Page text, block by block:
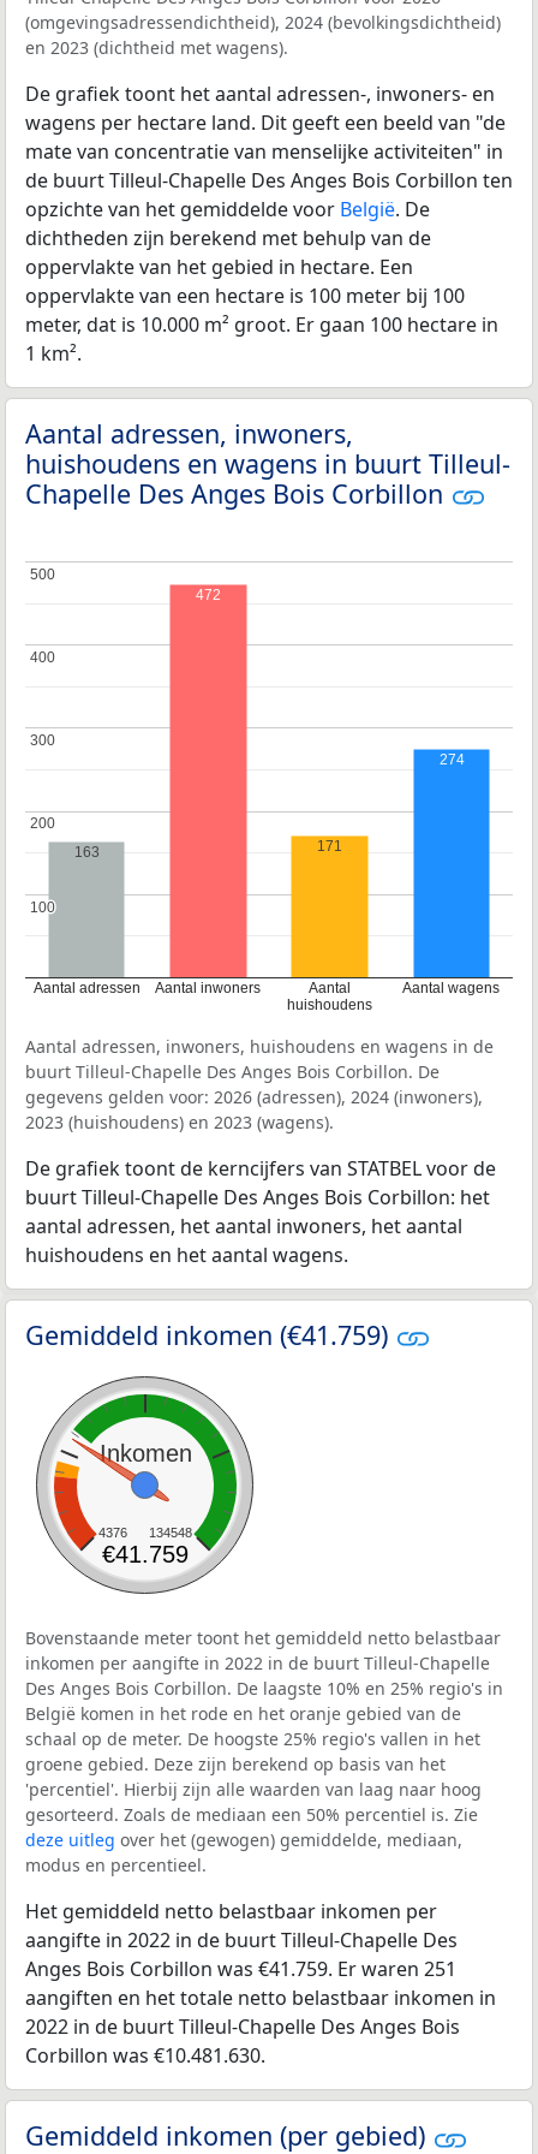
(omgevingsadressendichtheid), 2024 (bevolkingsdichtheid)
en 2023 (dichtheid met wagens).
De grafiek toont het aantal adressen-, inwoners- en
wagens per hectare land. Dit geeft een beeld van "de
mate van concentratie van menselijke activiteiten" in
de buurt Tilleul-Chapelle Des Anges Bois Corbillon ten
opzichte van het gemiddelde voor België. De
dichtheden zijn berekend met behulp van de
oppervlakte van het gebied in hectare. Een
oppervlakte van een hectare is 100 meter bij 100
meter, dat is 10.000 m² groot. Er gaan 100 hectare in
1 km².
Aantal adressen, inwoners,
huishoudens en wagens in buurt Tilleul-
Chapelle Des Anges Bois Corbillon
Aantal adressen Aantal inwoners
Aantal
huishoudens
Aantal wagens
100
100
200
200
300
300
400
400
500
500
163
472
171
274
Aantal adressen, inwoners, huishoudens en wagens in de
buurt Tilleul-Chapelle Des Anges Bois Corbillon. De
gegevens gelden voor: 2026 (adressen), 2024 (inwoners),
2023 (huishoudens) en 2023 (wagens).
De grafiek toont de kerncijfers van STATBEL voor de
buurt Tilleul-Chapelle Des Anges Bois Corbillon: het
aantal adressen, het aantal inwoners, het aantal
huishoudens en het aantal wagens.
Gemiddeld inkomen (€41.759)
Inkomen
4376 134548
€41.759
Bovenstaande meter toont het gemiddeld netto belastbaar
inkomen per aangifte in 2022 in de buurt Tilleul-Chapelle
Des Anges Bois Corbillon. De laagste 10% en 25% regio's in
België komen in het rode en het oranje gebied van de
schaal op de meter. De hoogste 25% regio's vallen in het
groene gebied. Deze zijn berekend op basis van het
'percentiel'. Hierbij zijn alle waarden van laag naar hoog
gesorteerd. Zoals de mediaan een 50% percentiel is. Zie
deze uitleg over het (gewogen) gemiddelde, mediaan,
modus en percentieel.
Het gemiddeld netto belastbaar inkomen per
aangifte in 2022 in de buurt Tilleul-Chapelle Des
Anges Bois Corbillon was €41.759. Er waren 251
aangiften en het totale netto belastbaar inkomen in
2022 in de buurt Tilleul-Chapelle Des Anges Bois
Corbillon was €10.481.630.
Gemiddeld inkomen (per gebied)